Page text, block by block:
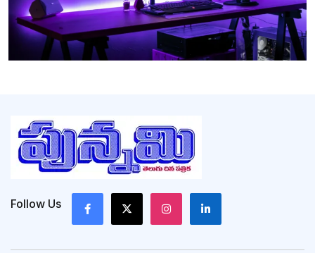
Follow Us